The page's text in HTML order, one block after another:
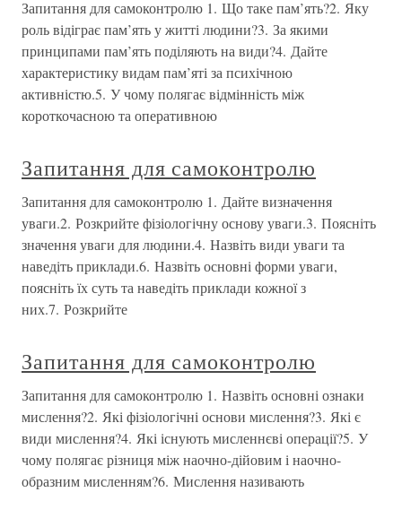
Запитання для самоконтролю 1. Що таке пам’ять?2. Яку
роль відіграє пам’ять у житті людини?3. За якими
принципами пам’ять поділяють на види?4. Дайте
характеристику видам пам’яті за психічною
активністю.5. У чому полягає відмінність між
короткочасною та оперативною
Запитання для самоконтролю
Запитання для самоконтролю 1. Дайте визначення
уваги.2. Розкрийте фізіологічну основу уваги.3. Поясніть
значення уваги для людини.4. Назвіть види уваги та
наведіть приклади.6. Назвіть основні форми уваги,
поясніть їх суть та наведіть приклади кожної з
них.7. Розкрийте
Запитання для самоконтролю
Запитання для самоконтролю 1. Назвіть основні ознаки
мислення?2. Які фізіологічні основи мислення?3. Які є
види мислення?4. Які існують мисленнєві операції?5. У
чому полягає різниця між наочно-дійовим і наочно-
образним мисленням?6. Мислення називають